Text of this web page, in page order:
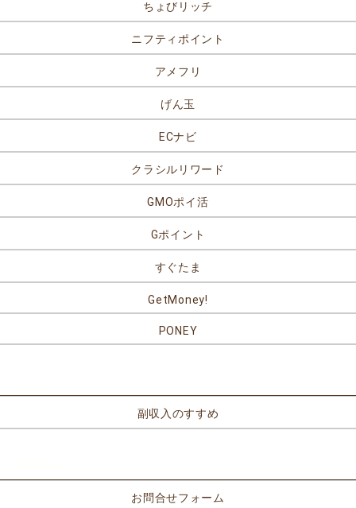
ちょびリッチ
ニフティポイント
アメフリ
げん玉
ECナビ
クラシルリワード
GMOポイ活
Gポイント
すぐたま
GetMoney!
PONEY
副収入のすすめ
お問合せフォーム